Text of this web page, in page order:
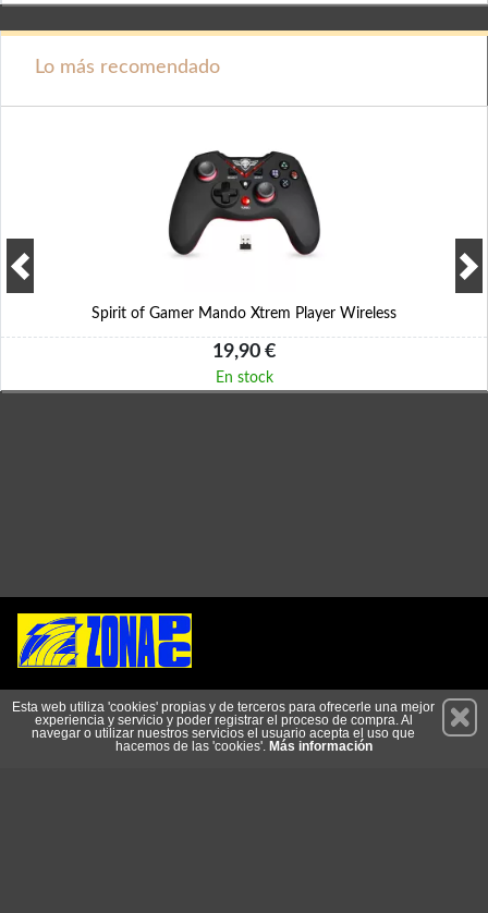
Lo más recomendado
Spirit of Gamer Mando Xtrem Player Wireless
19,90 €
En stock
Suscríbete
Esta web utiliza 'cookies' propias y de terceros para ofrecerle una mejor
experiencia y servicio y poder registrar el proceso de compra. Al
navegar o utilizar nuestros servicios el usuario acepta el uso que
hacemos de las 'cookies'. Más información